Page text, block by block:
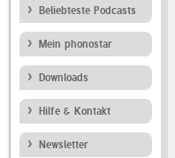
Beliebteste Podcasts
Mein phonostar
Downloads
Hilfe & Kontakt
Newsletter